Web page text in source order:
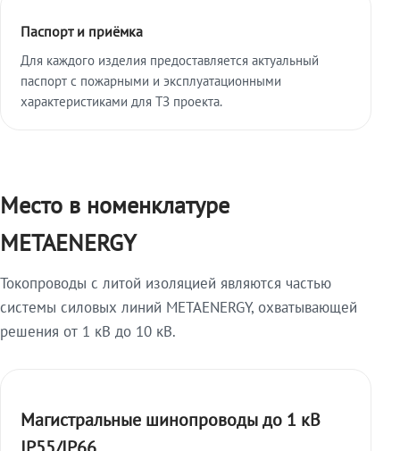
Паспорт и приёмка
Для каждого изделия предоставляется актуальный
паспорт с пожарными и эксплуатационными
характеристиками для ТЗ проекта.
Место в номенклатуре
METAENERGY
Токопроводы с литой изоляцией являются частью
системы силовых линий METAENERGY, охватывающей
решения от 1 кВ до 10 кВ.
Магистральные шинопроводы до 1 кВ